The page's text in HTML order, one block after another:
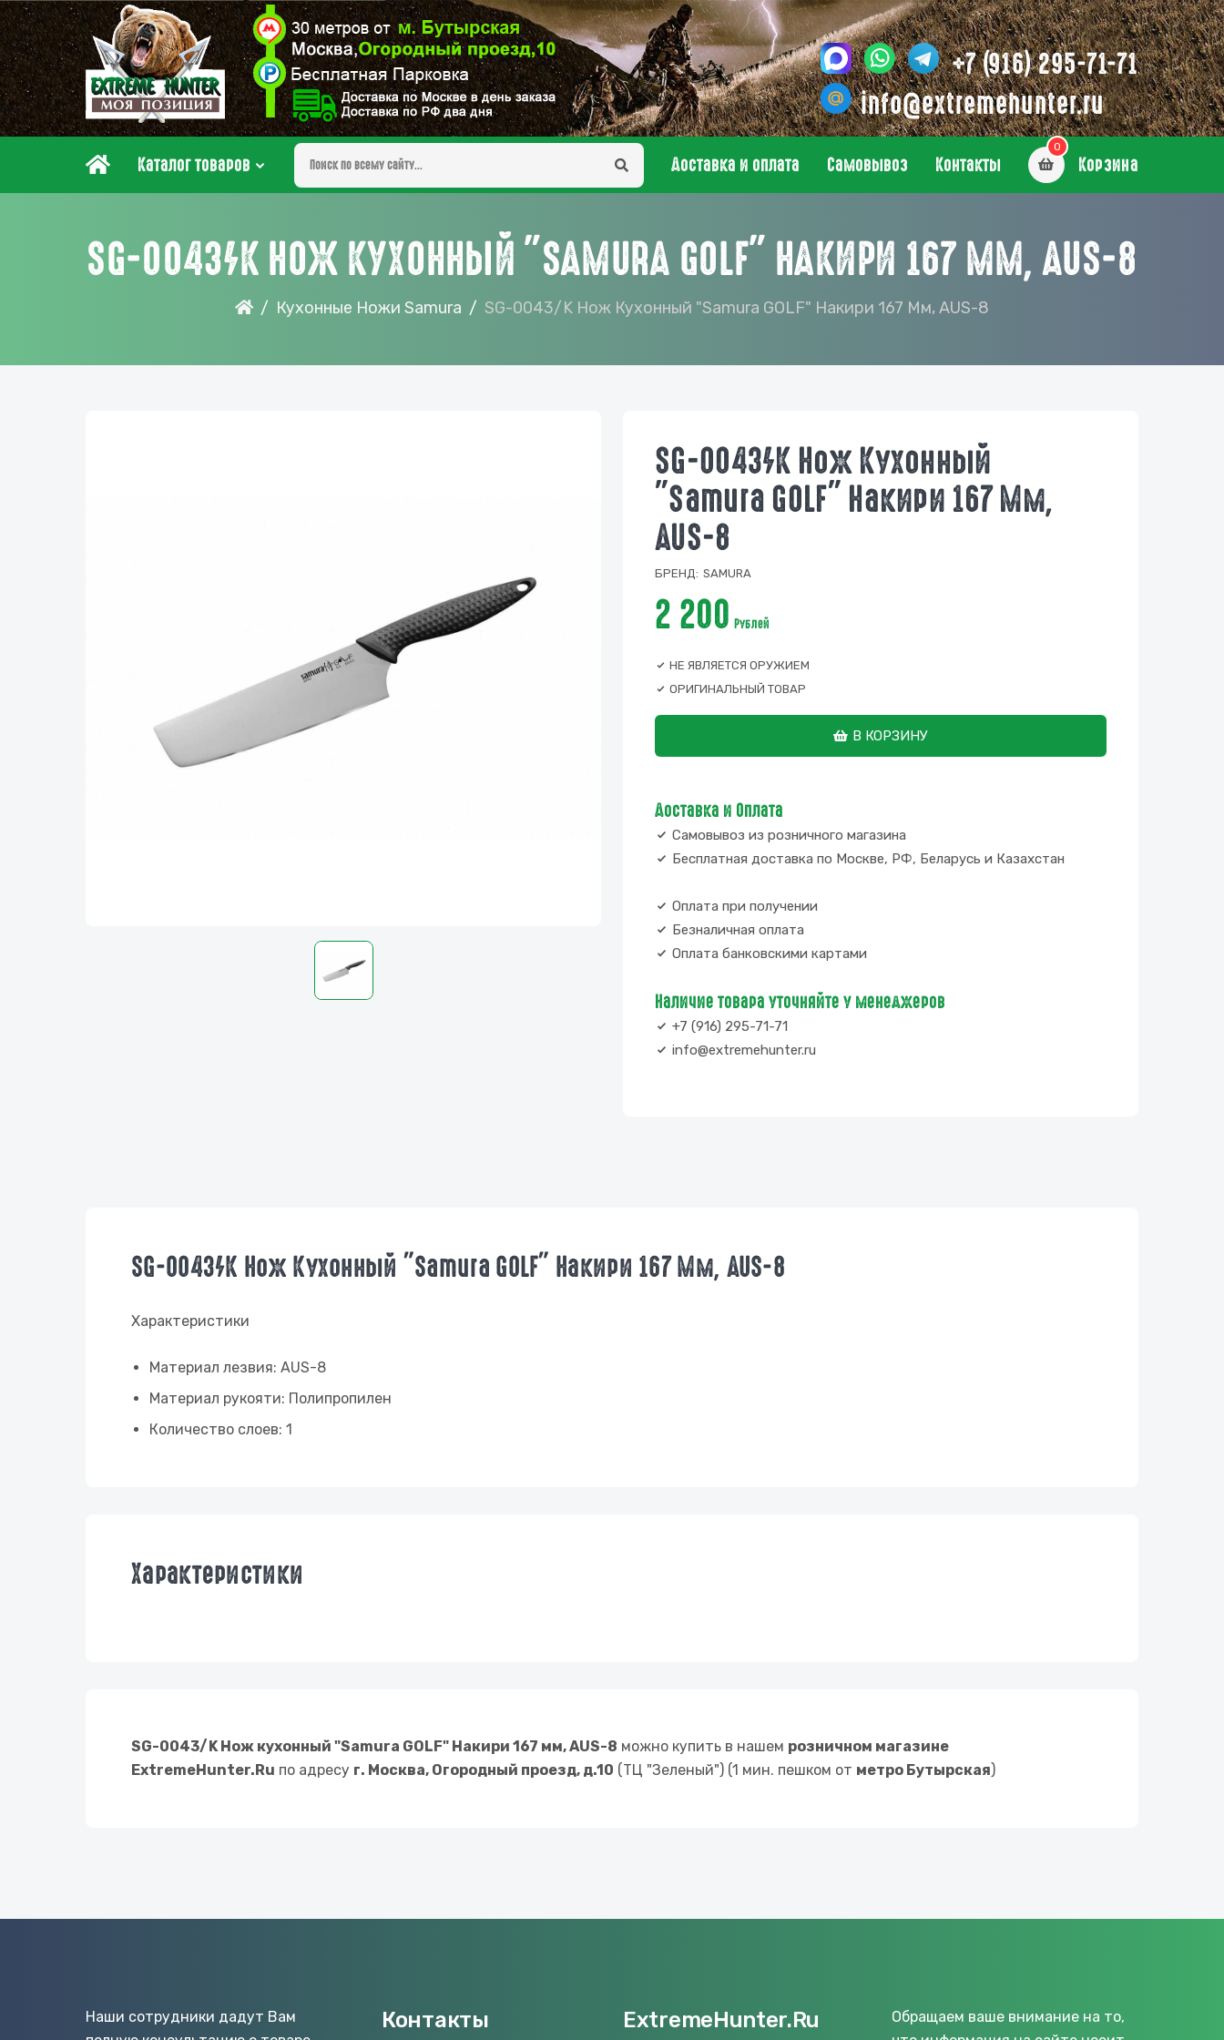
+7 (916) 295-71-71
info@extremehunter.ru
Каталог товаров Доставка и оплата Самовывоз Контакты
0
Корзина
SG-0043/K НОЖ КУХОННЫЙ "SAMURA GOLF" НАКИРИ 167 ММ, AUS-8
Кухонные Ножи Samura SG-0043/K Нож Кухонный "Samura GOLF" Накири 167 Мм, AUS-8
SG-0043/K Нож Кухонный
"Samura GOLF" Накири 167 Мм,
AUS-8
БРЕНД: SAMURA
2 200 Рублей
НЕ ЯВЛЯЕТСЯ ОРУЖИЕМ
ОРИГИНАЛЬНЫЙ ТОВАР
В КОРЗИНУ
Доставка и Оплата
Самовывоз из розничного магазина
Бесплатная доставка по Москве, РФ, Беларусь и Казахстан
Оплата при получении
Безналичная оплата
Оплата банковскими картами
Наличие товара уточняйте у менеджеров
+7 (916) 295-71-71
info@extremehunter.ru
SG-0043/K Нож Кухонный "Samura GOLF" Накири 167 Мм, AUS-8
Характеристики
Материал лезвия: AUS-8
Материал рукояти: Полипропилен
Количество слоев: 1
Характеристики
SG-0043/K Нож кухонный "Samura GOLF" Накири 167 мм, AUS-8 можно купить в нашем розничном магазине
ExtremeHunter.Ru по адресу г. Москва, Огородный проезд, д.10 (ТЦ "Зеленый") (1 мин. пешком от метро Бутырская)
Наши сотрудники дадут Вам
Контакты ExtremeHunter.Ru
Обращаем ваше внимание на то,